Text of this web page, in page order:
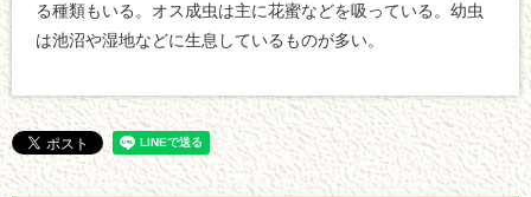
る種類もいる。オス成虫は主に花蜜などを吸っている。幼虫
は池沼や湿地などに生息しているものが多い。